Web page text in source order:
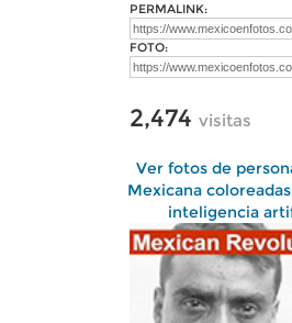
PERMALINK:
FOTO:
2,474 visitas
Ver fotos de
Mexicana
inteligencia